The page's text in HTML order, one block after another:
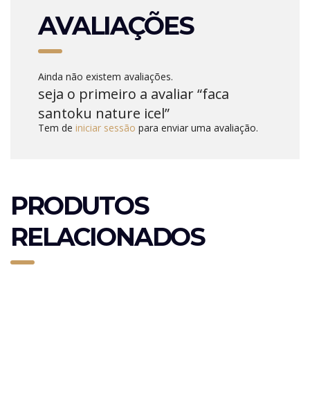
AVALIAÇÕES
Ainda não existem avaliações.
seja o primeiro a avaliar “faca
santoku nature icel”
Tem de iniciar sessão para enviar uma avaliação.
PRODUTOS
RELACIONADOS